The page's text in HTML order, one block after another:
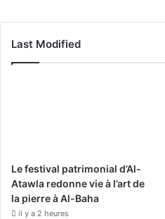
e
k
Last Modified
Le festival patrimonial d’Al-
Atawla redonne vie à l’art de
la pierre à Al-Baha
il y a 2 heures